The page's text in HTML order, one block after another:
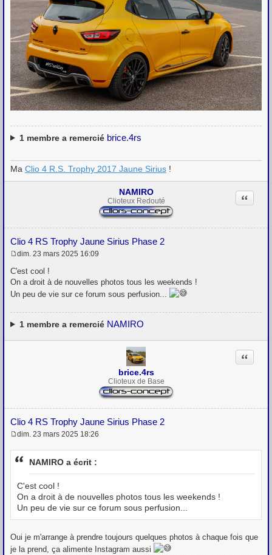
1membre a remercié brice.4rs
Ma Clio 4 R.S. Trophy 2017 Jaune Sirius !
NAMIRO
Clioteux Redouté
Clio 4 RS Trophy Jaune Sirius Phase 2
Citation
e
s
a
e
dim. 23 mars 2025 16:09
C'est cool !
On a droit à de nouvelles photos tous les weekends !
Un peu de vie sur ce forum sous perfusion...
1membre a remercié NAMIRO
brice.4rs
Clioteux de Base
Clio 4 RS Trophy Jaune Sirius Phase 2
Citation
e
s
g
e
dim. 23 mars 2025 18:26
NAMIRO a écrit :
C'est cool !
On a droit à de nouvelles photos tous les weekends !
Un peu de vie sur ce forum sous perfusion...
Oui je m'arrange à prendre toujours quelques photos à chaque fois que
je la prend, ça alimente Instagram aussi